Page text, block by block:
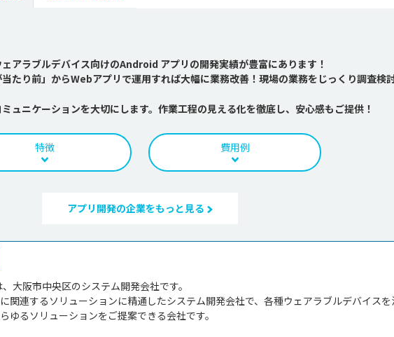
アラブルデバイス向けのAndroid アプリの開発実績が豊富にあります！
当たり前」からWebアプリで運用すれば大幅に業務改善！現場の業務をじっくり調査検
ュニケーションを大切にします。作業工程の見える化を徹底し、安心感もご提供！
特徴 費用例
アプリ開発の企業をもっと見る
大阪市中央区のシステム開発会社です。
関連するソリューションに精通したシステム開発会社で、各種ウェアラブルデバイスを
ゆるソリューションをご提案できる会社です。